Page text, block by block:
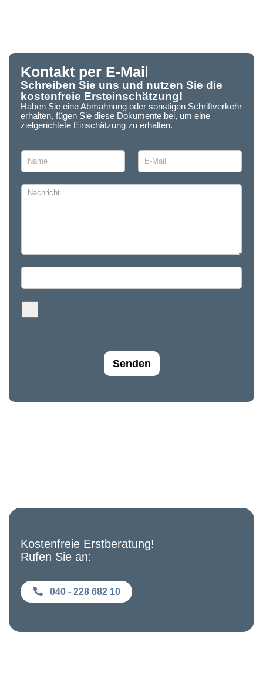
Kontakt per E-Mail
Schreiben Sie uns und nutzen Sie die
kostenfreie Ersteinschätzung!
Haben Sie eine Abmahnung oder sonstigen Schriftverkehr
erhalten, fügen Sie diese Dokumente bei, um eine
zielgerichtete Einschätzung zu erhalten.
Senden
Kostenfreie Erstberatung!
Rufen Sie an:
040 - 228 682 10